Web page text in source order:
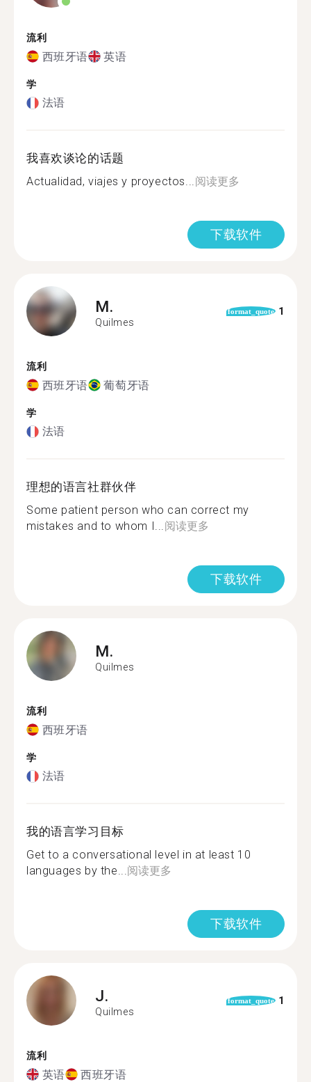
流利
西班牙语 英语
学
法语
我喜欢谈论的话题
Actualidad, viajes y proyectos...阅读更多
下载软件
M.
Quilmes
format_quote 1
流利
西班牙语 葡萄牙语
学
法语
理想的语言社群伙伴
Some patient person who can correct my
mistakes and to whom I...阅读更多
下载软件
M.
Quilmes
流利
西班牙语
学
法语
我的语言学习目标
Get to a conversational level in at least 10
languages by the...阅读更多
下载软件
J.
Quilmes
format_quote 1
流利
英语 西班牙语